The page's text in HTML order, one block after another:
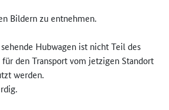
Bildern zu entnehmen.
Hubwagen ist nicht Teil des
den Transport vom jetzigen Standort
werden.